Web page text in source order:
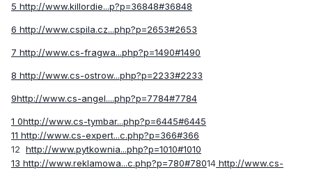
5 http://www.killordie...p?p=36848#36848
6 http://www.cspila.cz...php?p=2653#2653
7 http://www.cs-fragwa...php?p=1490#1490
8 http://www.cs-ostrow...php?p=2233#2233
9http://www.cs-angel....php?p=7784#7784
1 0http://www.cs-tymbar...php?p=6445#6445
11 http://www.cs-expert...c.php?p=366#366
12 http://www.pytkownia...php?p=1010#1010
13 http://www.reklamowa...c.php?p=780#78014 http://www.cs-